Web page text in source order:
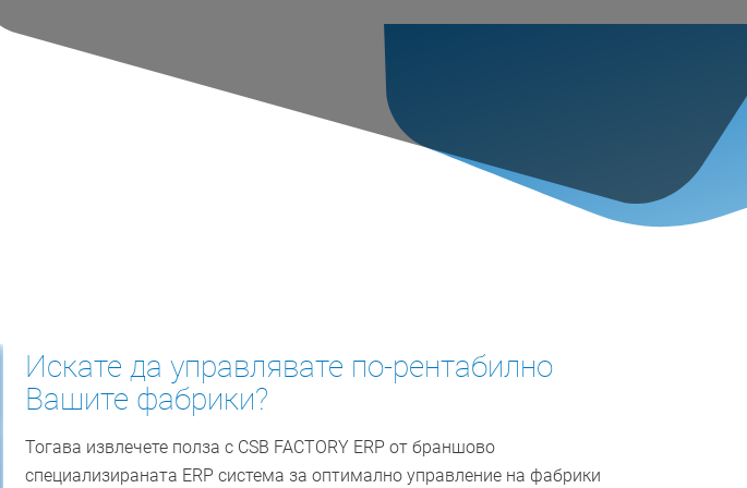
Искате да управлявате по-рентабилно
Вашите фабрики?
Тогава извлечете полза с CSB FACTORY ERP от браншово
специализираната ERP система за оптимално управление на фабрики